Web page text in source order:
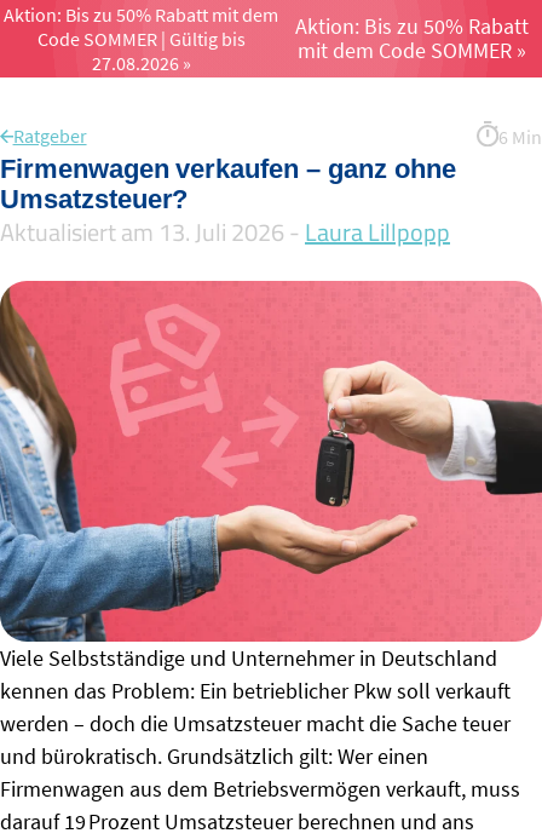
Aktion: Bis zu 50% Rabatt mit dem
Code SOMMER | Gültig bis
27.08.2026 »
Aktion: Bis zu 50% Rabatt
mit dem Code SOMMER »
Menü öffnen
Ratgeber 6 Min
Firmenwagen verkaufen – ganz ohne
Umsatzsteuer?
Aktualisiert am 13. Juli 2026 -Laura Lillpopp
Viele Selbstständige und Unternehmer in Deutschland
kennen das Problem: Ein betrieblicher Pkw soll verkauft
werden – doch die Umsatzsteuer macht die Sache teuer
und bürokratisch. Grundsätzlich gilt: Wer einen
Firmenwagen aus dem Betriebsvermögen verkauft, muss
darauf 19 Prozent Umsatzsteuer berechnen und ans